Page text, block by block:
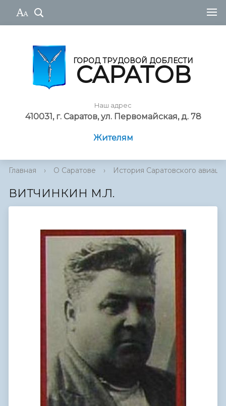
ГОРОД ТРУДОВОЙ ДОБЛЕСТИ
САРАТОВ
Наш адрес
410031, г. Саратов, ул. Первомайская, д. 78
Жителям
Главная › О Саратове › История Саратовского
ВИТЧИНКИН М.Л.